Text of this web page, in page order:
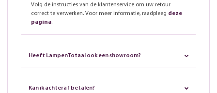
Volg de instructies van de klantenservice om uw retour
correct te verwerken. Voor meer informatie, raadpleeg deze
pagina.
Heeft LampenTotaal ook een showroom?
Kan ik achteraf betalen?